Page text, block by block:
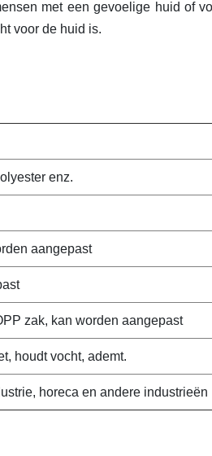
met een gevoelige huid of
voor de huid is.
enz.
aangepast
zak, kan worden aangepast
houdt vocht, ademt.
horeca en andere industrieën